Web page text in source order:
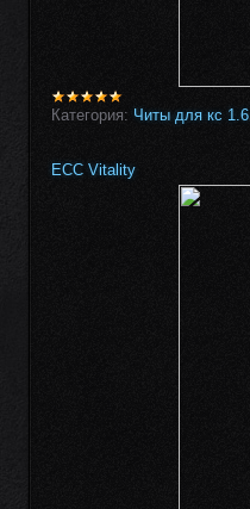
Категория: Читы для кс 1.6
ECC Vitality